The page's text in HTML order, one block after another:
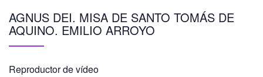
AGNUS DEI. MISA DE SANTO TOMÁS DE
AQUINO. EMILIO ARROYO
Reproductor de vídeo